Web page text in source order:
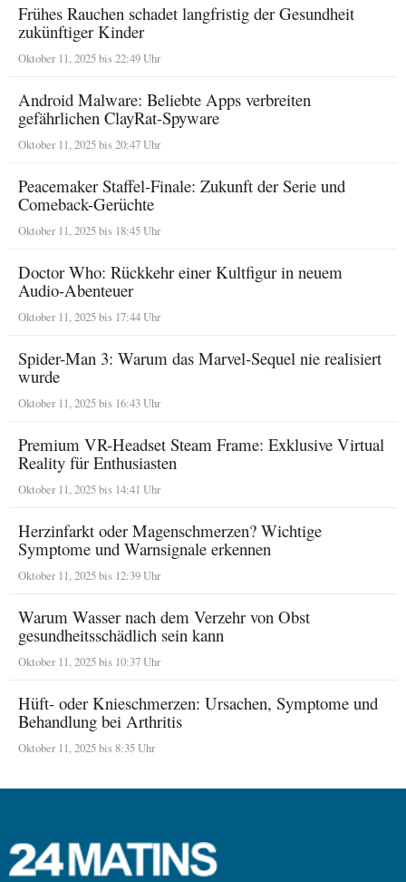
Frühes Rauchen schadet langfristig der Gesundheit
zukünftiger Kinder
Oktober 11, 2025 bis 22:49 Uhr
Android Malware: Beliebte Apps verbreiten
gefährlichen ClayRat-Spyware
Oktober 11, 2025 bis 20:47 Uhr
Peacemaker Staffel-Finale: Zukunft der Serie und
Comeback-Gerüchte
Oktober 11, 2025 bis 18:45 Uhr
Doctor Who: Rückkehr einer Kultfigur in neuem
Audio-Abenteuer
Oktober 11, 2025 bis 17:44 Uhr
Spider-Man 3: Warum das Marvel-Sequel nie realisiert
wurde
Oktober 11, 2025 bis 16:43 Uhr
Premium VR-Headset Steam Frame: Exklusive Virtual
Reality für Enthusiasten
Oktober 11, 2025 bis 14:41 Uhr
Herzinfarkt oder Magenschmerzen? Wichtige
Symptome und Warnsignale erkennen
Oktober 11, 2025 bis 12:39 Uhr
Warum Wasser nach dem Verzehr von Obst
gesundheitsschädlich sein kann
Oktober 11, 2025 bis 10:37 Uhr
Hüft- oder Knieschmerzen: Ursachen, Symptome und
Behandlung bei Arthritis
Oktober 11, 2025 bis 8:35 Uhr